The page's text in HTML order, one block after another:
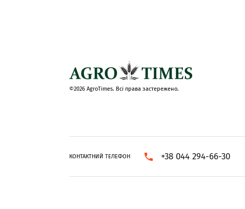
©2026 AgroTimes. Всі права застережено.
КОНТАКТНИЙ ТЕЛЕФОН +38 044 294-66-30